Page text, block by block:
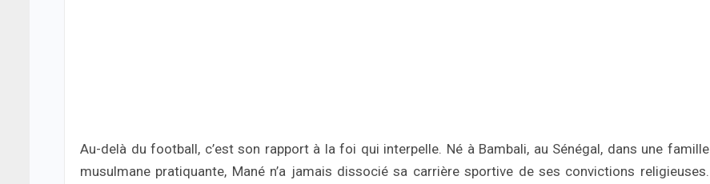
Au-delà du football, c’est son rapport à la foi qui interpelle. Né à Bambali, au Sénégal, dans une famille
musulmane pratiquante, Mané n’a jamais dissocié sa carrière sportive de ses convictions religieuses.